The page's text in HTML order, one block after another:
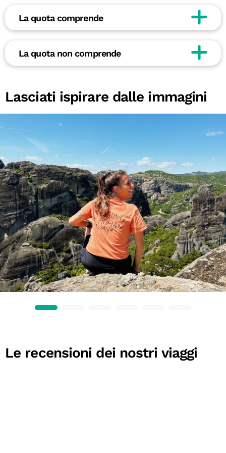
La quota comprende
La quota non comprende
Lasciati ispirare dalle immagini
Le recensioni dei nostri viaggi